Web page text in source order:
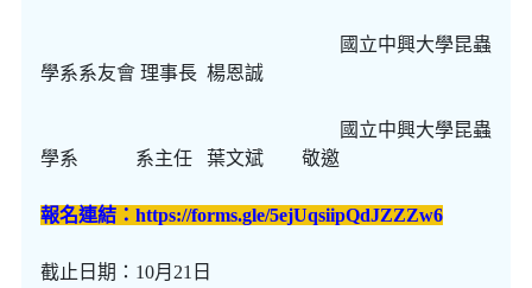
國立中興大學昆蟲
學系系友會 理事長 楊恩誠
國立中興大學昆蟲
學系 系主任 葉文斌 敬邀
報名連結： https://forms.gle/5ejUqsiipQdJZZZw6
截止日期：10月21日